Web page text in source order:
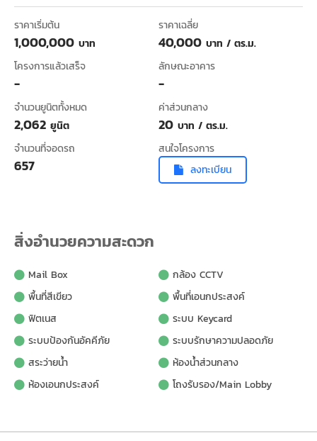
ราคาเริ่มต้น
1,000,000 บาท
ราคาเฉลี่ย
40,000 บาท / ตร.ม.
โครงการแล้วเสร็จ
-
ลักษณะอาคาร
-
จำนวนยูนิตทั้งหมด
2,062 ยูนิต
ค่าส่วนกลาง
20 บาท / ตร.ม.
จำนวนที่จอดรถ
657
สนใจโครงการ
ลงทะเบียน
สิ่งอำนวยความสะดวก
Mail Box
กล้อง CCTV
พื้นที่สีเขียว
พื้นที่เอนกประสงค์
ฟิตเนส
ระบบ Keycard
ระบบป้องกันอัคคีภัย
ระบบรักษาความปลอดภัย
สระว่ายน้ำ
ห้องน้ำส่วนกลาง
ห้องเอนกประสงค์
โถงรับรอง/Main Lobby